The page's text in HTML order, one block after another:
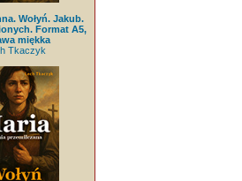
Wołyń. Jakub.
Format A5,
miękka
Tkaczyk